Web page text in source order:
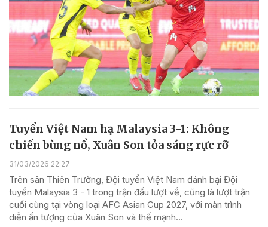
Tuyển Việt Nam hạ Malaysia 3-1: Không
chiến bùng nổ, Xuân Son tỏa sáng rực rỡ
31/03/2026 22:27
Trên sân Thiên Trường, Đội tuyển Việt Nam đánh bại Đội
tuyển Malaysia 3 - 1 trong trận đấu lượt về, cũng là lượt trận
cuối cùng tại vòng loại AFC Asian Cup 2027, với màn trình
diễn ấn tượng của Xuân Son và thế mạnh...